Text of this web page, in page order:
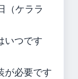
（ケララ
いつです
が必要です